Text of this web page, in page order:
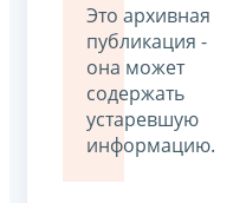
Это архивная
публикация -
она может
содержать
устаревшую
информацию.